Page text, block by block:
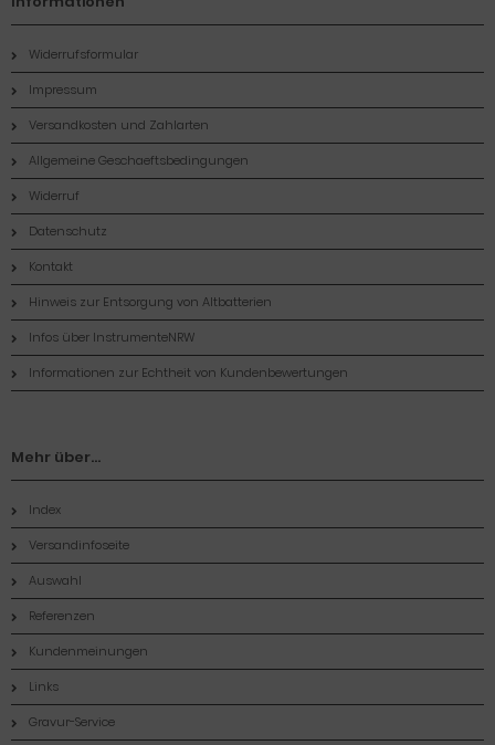
Widerrufsformular
Impressum
Versandkosten und Zahlarten
Allgemeine Geschaeftsbedingungen
Widerruf
Datenschutz
Kontakt
Hinweis zur Entsorgung von Altbatterien
Infos über InstrumenteNRW
Informationen zur Echtheit von Kundenbewertungen
Mehr über...
Index
Versandinfoseite
Auswahl
Referenzen
Kundenmeinungen
Links
Gravur-Service